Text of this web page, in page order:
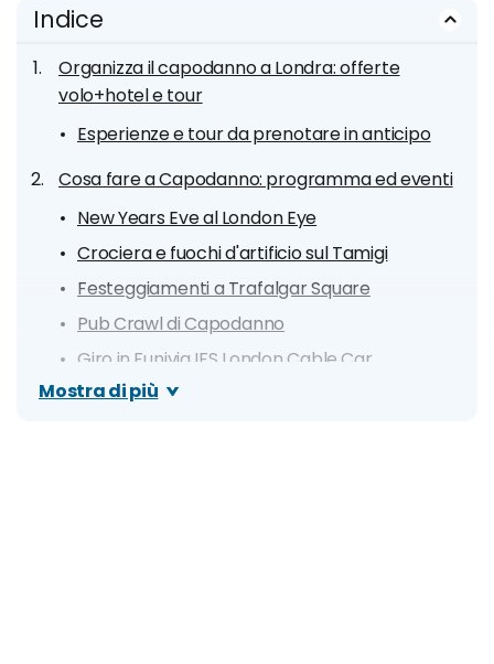
Indice
Organizza il capodanno a Londra: offerte
volo+hotel e tour
Esperienze e tour da prenotare in anticipo
Cosa fare a Capodanno: programma ed eventi
New Years Eve al London Eye
Crociera e fuochi d'artificio sul Tamigi
Festeggiamenti a Trafalgar Square
Pub Crawl di Capodanno
Giro in Funivia IFS London Cable Car
Cenone di Capodanno su un Rooftop
Mostra di più